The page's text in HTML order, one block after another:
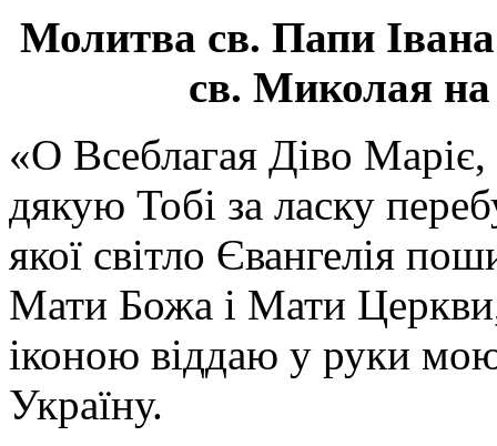
Молитва св. Папи
св. Миколая на
«О Всеблагая Діво
дякую Тобі за ласку
якої світло Євангелія
Мати Божа і Мати
іконою віддаю у руки
Україну.